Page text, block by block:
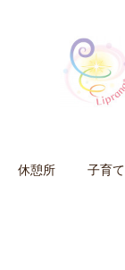
休憩所 子育